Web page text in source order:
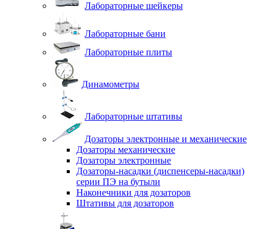
Лабораторные шейкеры
Лабораторные бани
Лабораторные плиты
Динамометры
Лабораторные штативы
Дозаторы электронные и механические
Дозаторы механические
Дозаторы электронные
Дозаторы-насадки (диспенсеры-насадки)
серии ПЭ на бутыли
Наконечники для дозаторов
Штативы для дозаторов